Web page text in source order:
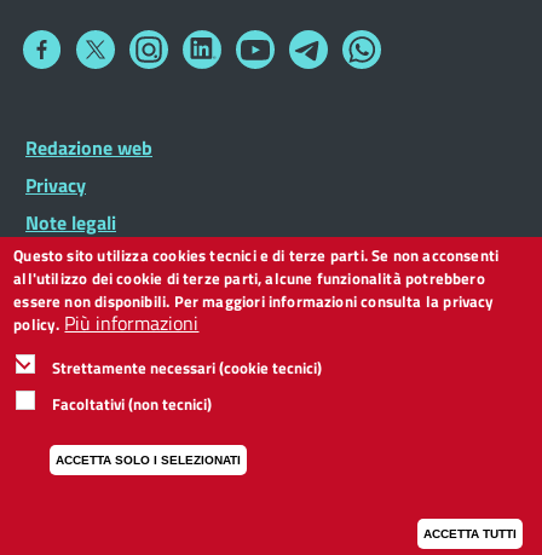
Collegamento
Collegamento
a
Collegamento
a
Collegamento
a
Collegamento
a
Collegamento
a
Collegamento
a
Footer
Widget
Footer
menu
Redazione web
Privacy
Note legali
Dichiarazione di accessibilità
CC BY 3.0 IT
Questo sito utilizza cookies tecnici e di terze parti. Se non acconsenti
all'utilizzo dei cookie di terze parti, alcune funzionalità potrebbero
essere non disponibili. Per maggiori informazioni consulta la privacy
policy. Più informazioni
Strettamente necessari (cookie tecnici)
Facoltativi (non tecnici)
ACCETTA SOLO I SELEZIONATI
ACCETTA TUTTI